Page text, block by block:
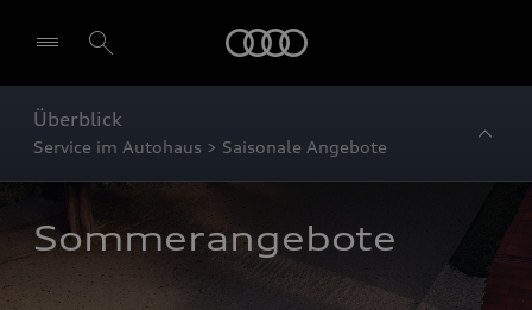
Überblick
Service im Autohaus > Saisonale Angebote
Sommerangebote